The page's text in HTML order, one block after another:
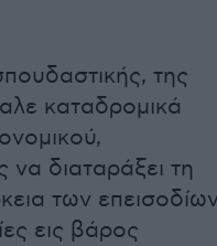
της
καταδρομικά
να διαταράξει τη
των
εις βάρος